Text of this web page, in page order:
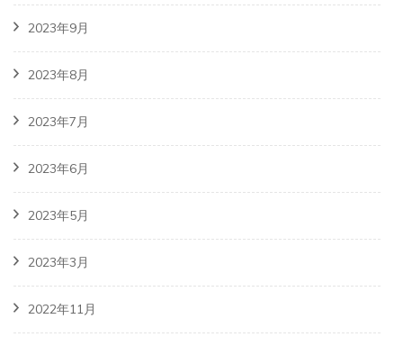
2023年9月
2023年8月
2023年7月
2023年6月
2023年5月
2023年3月
2022年11月